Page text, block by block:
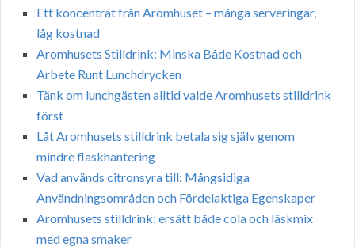
Ett koncentrat från Aromhuset – många serveringar,
låg kostnad
Aromhusets Stilldrink: Minska Både Kostnad och
Arbete Runt Lunchdrycken
Tänk om lunchgästen alltid valde Aromhusets stilldrink
först
Låt Aromhusets stilldrink betala sig själv genom
mindre flaskhantering
Vad används citronsyra till: Mångsidiga
Användningsområden och Fördelaktiga Egenskaper
Aromhusets stilldrink: ersätt både cola och läskmix
med egna smaker